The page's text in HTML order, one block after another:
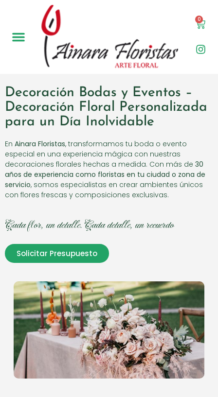
0
Decoración Bodas y Eventos –
Decoración Floral Personalizada
para un Día Inolvidable
En Ainara Floristas, transformamos tu boda o evento
especial en una experiencia mágica con nuestras
decoraciones florales hechas a medida. Con más de 30
años de experiencia como floristas en tu ciudad o zona de
servicio, somos especialistas en crear ambientes únicos
con flores frescas y composiciones exclusivas.
Cada flor, un detalle. Cada detalle, un recuerdo
Solicitar Presupuesto